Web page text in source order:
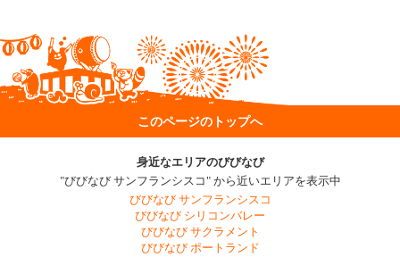
このページのトップへ
身近なエリアのびびなび
"びびなび サンフランシスコ" から近いエリアを表示中
びびなび サンフランシスコ
びびなび シリコンバレー
びびなび サクラメント
びびなび ポートランド